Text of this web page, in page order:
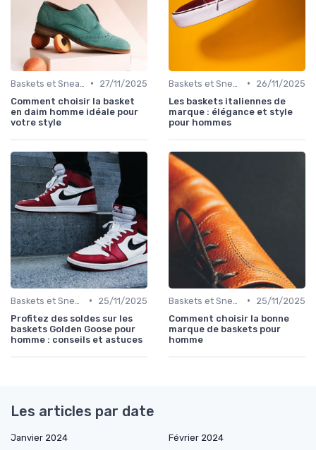
•
27/11/2025
Comment choisir la basket
en daim homme idéale pour
votre style
•
26/11/2025
Les baskets italiennes de
marque : élégance et style
pour hommes
•
25/11/2025
Profitez des soldes sur les
baskets Golden Goose pour
homme : conseils et astuces
•
25/11/2025
Comment choisir la bonne
marque de baskets pour
homme
Les articles par date
Janvier 2024
Février 2024